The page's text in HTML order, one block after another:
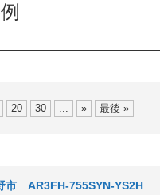
20 30 ... » 最後 »
市 AR3FH-755SYN-YS2H